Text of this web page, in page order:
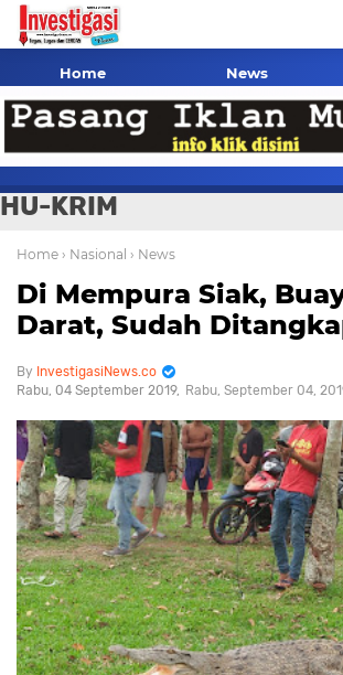
Home News
HU-KRIM
Home › Nasional › News
Di Mempura Siak,
Darat, Sudah
InvestigasiNews.co
Rabu, 04 September 2019
Rabu, September 04,